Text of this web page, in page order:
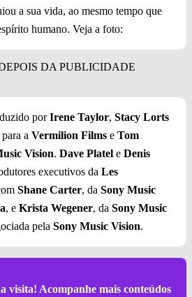
a sua vida, ao mesmo tempo que
humano. Veja a foto:
porIrene Taylor, Stacy Lorts
para a Vermilion Films e Tom
Vision. Dave Platel e Denis
executivos da Les
Shane Carter, da Sony Music
, e Krista Wegener, da Sony Music
pela Sony Music Vision.
visita! Acompanhe mais conteúdos